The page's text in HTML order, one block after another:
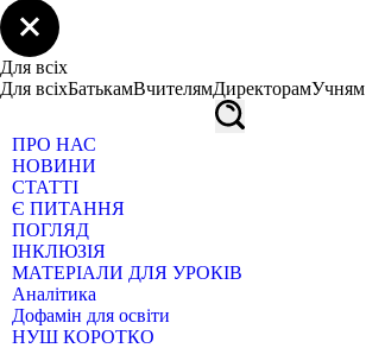
Для всіх
Для всіхБатькамВчителямДиректорамУчням
ПРО НАС
НОВИНИ
СТАТТІ
Є ПИТАННЯ
ПОГЛЯД
ІНКЛЮЗІЯ
МАТЕРІАЛИ ДЛЯ УРОКІВ
Аналітика
Дофамін для освіти
НУШ КОРОТКО